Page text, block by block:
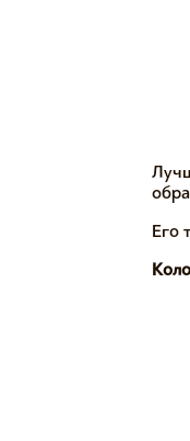
Его